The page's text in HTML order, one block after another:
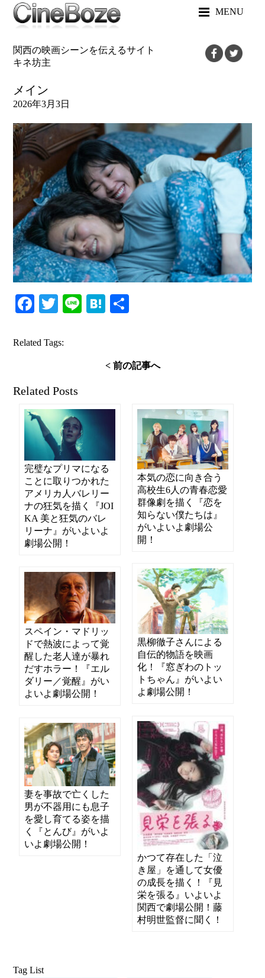
MENU
関西の映画シーンを伝えるサイト
キネ坊主
メイン
2026年3月3日
Facebook
TwitterLineHatena
Related Tags:
< 前の記事へ
Related Posts
完璧なプリマになる
ことに取りつかれた
アメリカ人バレリー
ナの狂気を描く『JOI
KA 美と狂気のバレ
リーナ』がいよいよ
劇場公開！
本気の恋に向き合う
高校生6人の青春恋愛
群像劇を描く『恋を
知らない僕たちは』
がいよいよ劇場公
開！
黒柳徹子さんによる
自伝的物語を映画
化！『窓ぎわのトッ
トちゃん』がいよい
よ劇場公開！
スペイン・マドリッ
ドで熱波によって覚
醒した老人達が暴れ
だすホラー！『エル
ダリー／覚醒』がい
よいよ劇場公開！
かつて存在した「泣
き屋」を通して女優
の成長を描く！『見
栄を張る』いよいよ
関西で劇場公開！藤
村明世監督に聞く！
妻を事故で亡くした
男が不器用にも息子
を愛し育てる姿を描
く『とんび』がいよ
いよ劇場公開！
Tag List